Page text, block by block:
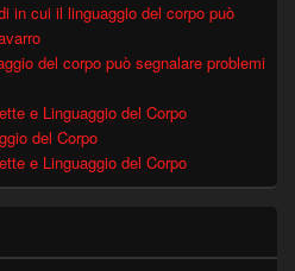
in cui il linguaggio del corpo può
del corpo può segnalare problemi
e Linguaggio del Corpo
del Corpo
e Linguaggio del Corpo